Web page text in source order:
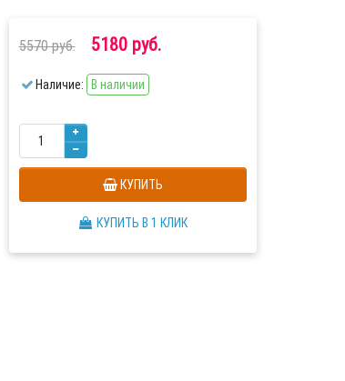
5570 руб. 5180 руб.
Наличие: В наличии
КУПИТЬ
КУПИТЬ В 1 КЛИК